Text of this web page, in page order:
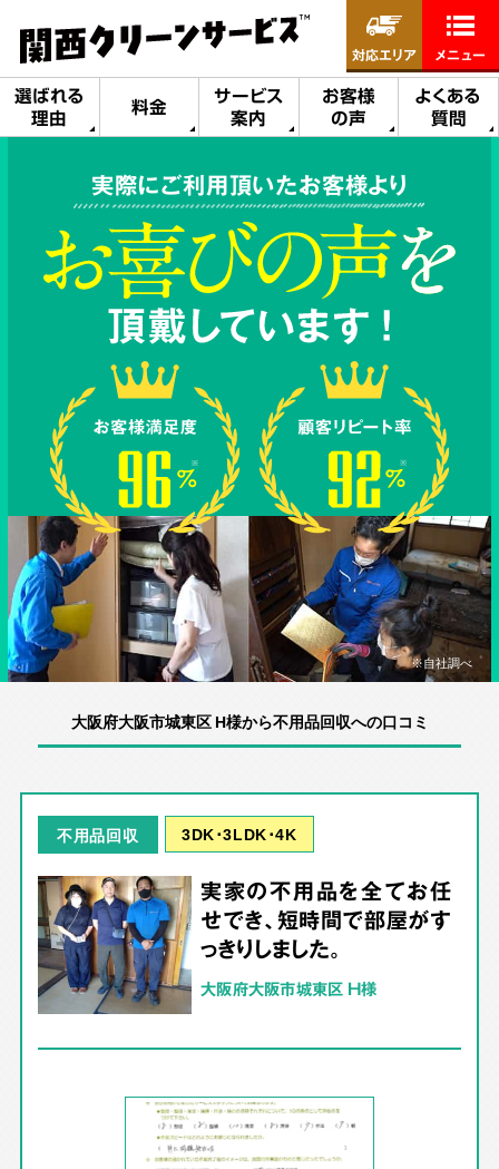
選ばれる
理由
料金
サービス
案内
お客様
の声
よくある
質問
対応エリア メニュー
実際にご利用頂いたお客様より
※自社調べ
大阪府大阪市城東区 H様から不用品回収への口コミ
不用品回収 3DK･3LDK･4K
実家の不用品を全てお任
せでき、短時間で部屋がす
っきりしました。
大阪府大阪市城東区 H様